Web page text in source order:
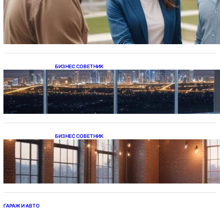
Ипотека на новостройки при оформлении
напрямую у застройщика
БИЗНЕС СОВЕТНИК
Каталог светодиодных светильников и
LED-освещения в Казахстане
БИЗНЕС СОВЕТНИК
Подвесные светодиодные светильники на
ГАРАЖ И АВТО